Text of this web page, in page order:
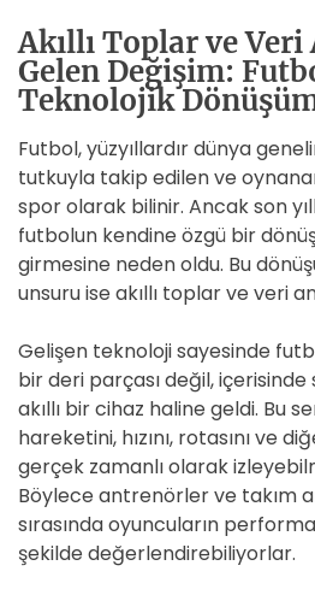
Akıllı Toplar ve
Gelen Değişim:
Teknolojik
Futbol, yüzyıllardır dünya
tutkuyla takip edilen ve
spor olarak bilinir. Ancak son
futbolun kendine özgü bir
girmesine neden oldu. Bu
unsuru ise akıllı toplar ve veri
Gelişen teknoloji sayesinde
bir deri parçası değil,
akıllı bir cihaz haline geldi. Bu
hareketini, hızını, rotasını ve
gerçek zamanlı olarak
Böylece antrenörler ve takım
sırasında oyuncuların
şekilde değerlendirebiliyorlar.